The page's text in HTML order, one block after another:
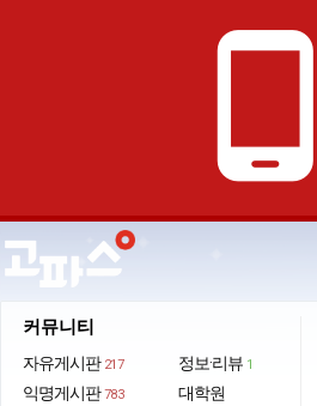
phone_android
커뮤니티
자유게시판 217
익명게시판 783
정보·리뷰 1
대학원